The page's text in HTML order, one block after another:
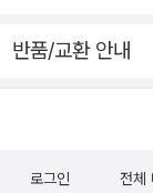
8쪽) 어쩌면 당신
둠과 만났을 때
옅은 슬픔을 밝게
에게 이 시를 빌려
어나면 사람들은
를 외고 읊을 수
다. <레베카의 작
딘 책소개 신의
꽃처럼 내려왔다
반품/교환 안내
로그인 전체